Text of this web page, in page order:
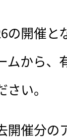
の開催と
ムから、
い。
開催分の